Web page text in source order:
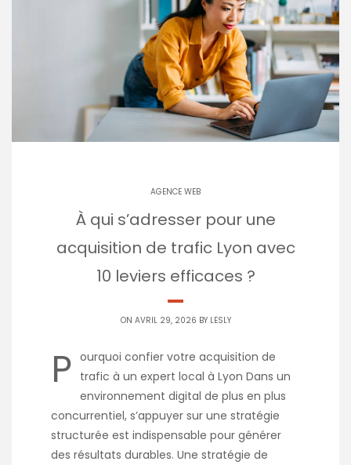
AGENCE WEB
À qui s’adresser pour une
acquisition de trafic Lyon avec
10 leviers efficaces ?
ON AVRIL 29, 2026 BY LESLY
P ourquoi confier votre acquisition de
trafic à un expert local à Lyon Dans un
environnement digital de plus en plus
concurrentiel, s’appuyer sur une stratégie
structurée est indispensable pour générer
des résultats durables. Une stratégie de